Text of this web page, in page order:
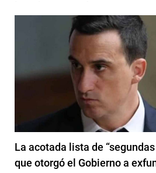
La acotada lista de
que otorgó el Gobierno a